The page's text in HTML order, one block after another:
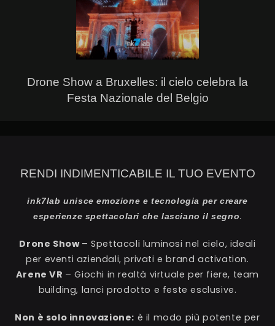
Drone Show a Bruxelles: il cielo celebra la
Festa Nazionale del Belgio
RENDI INDIMENTICABILE IL TUO EVENTO
ink7lab unisce emozione e tecnologia per creare
esperienze spettacolari che lasciano il segno.
Drone Show – Spettacoli luminosi nel cielo, ideali
per eventi aziendali, privati e brand activation.
Arene VR – Giochi in realtà virtuale per fiere, team
building, lanci prodotto e feste esclusive.
Non è solo innovazione: è il modo più potente per